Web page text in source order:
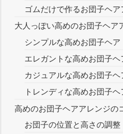
ゴムだけで作るお団子ヘ
大人っぽい高めのお団子ヘア
シンプルな高めお団子ヘア
エレガントな高めお団子ヘ
カジュアルな高めお団子ヘ
トレンディな高めお団子ヘ
高めのお団子ヘアアレンジの
お団子の位置と高さの調整